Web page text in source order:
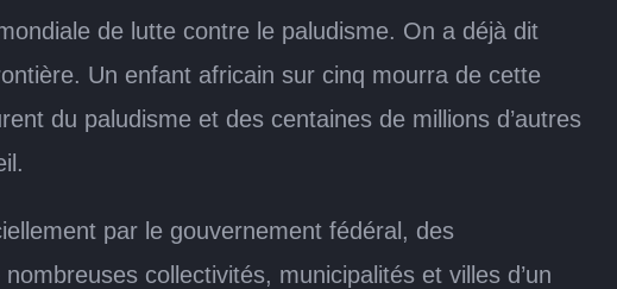
de lutte contre le paludisme. On a déjà dit
Un enfant africain sur cinq mourra de cette
du paludisme et des centaines de millions d’autres
par le gouvernement fédéral, des
collectivités, municipalités et villes d’un